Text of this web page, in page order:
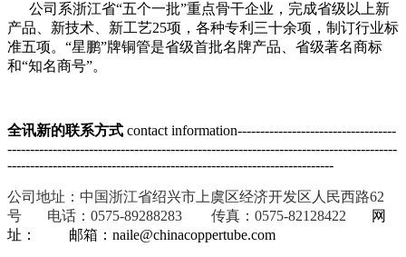
公司系浙江省“五个一批”重点骨干企业，完成省级以上新
产品、新技术、新工艺25项，各种专利三十余项，制订行业标
准五项。“星鹏”牌铜管是省级首批名牌产品、省级著名商标
和“知名商号”。
全讯新的联系方式 contact information-----------------------------------
--------------------------------------------------------------------------------------
------------------------------------------------------------------------
公司地址：中国浙江省绍兴市上虞区经济开发区人民西路62
号 电话：0575-89288283 传真：0575-82128422
网
址： 邮箱： naile@chinacoppertube.com